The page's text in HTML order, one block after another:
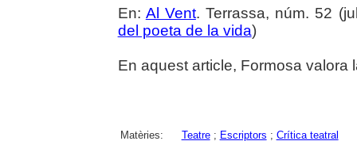
En: Al Vent. Terrassa, núm. 52
del poeta de la vida)
En aquest article, Formosa valora
Matèries: Teatre; Escriptors ; Crítica teatral